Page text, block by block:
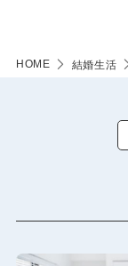
HOME 結婚生活